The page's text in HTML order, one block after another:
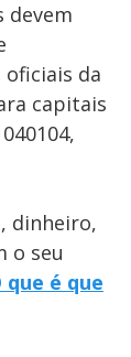
devem
oficiais da
capitais
dinheiro,
o seu
que é que